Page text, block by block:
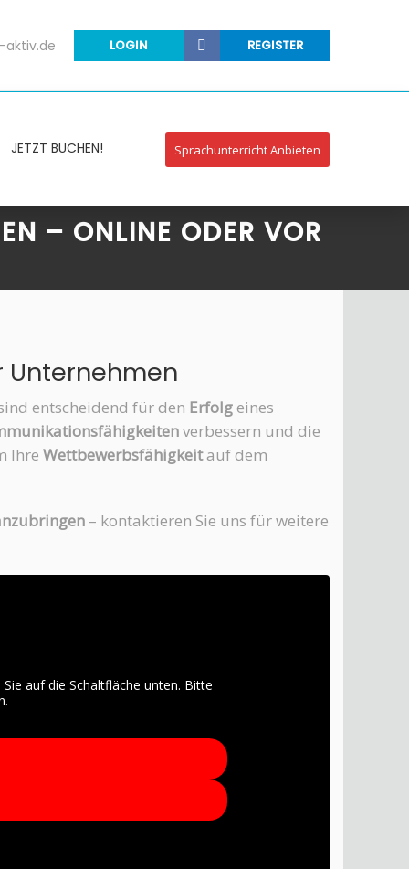
LOGIN REGISTER
aktiv.de
JETZT BUCHEN! Sprachunterricht Anbieten
– ONLINE ODER VOR
Unternehmen
entscheidend für den Erfolgeines
verbessern und die
Ihre Wettbewerbsfähigkeitauf dem
– kontaktieren Sie uns für weitere
auf die Schaltfläche unten. Bitte